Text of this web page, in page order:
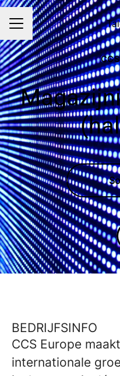
CARRIÈREMENU
BEDRIJFSINFO
CCS Europe
internationale